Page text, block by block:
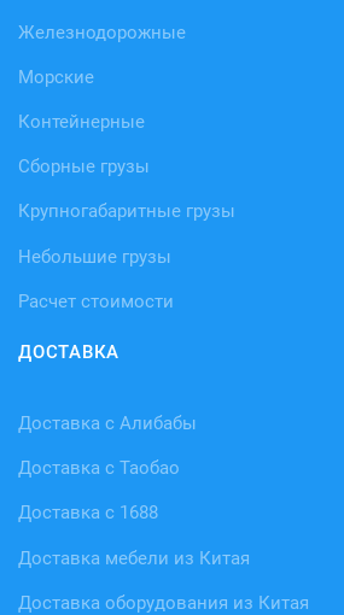
Железнодорожные
Морские
Контейнерные
Сборные грузы
Крупногабаритные грузы
Небольшие грузы
Расчет стоимости
ДОСТАВКА
Доставка с Алибабы
Доставка с Таобао
Доставка с 1688
Доставка мебели из Китая
Доставка оборудования из Китая